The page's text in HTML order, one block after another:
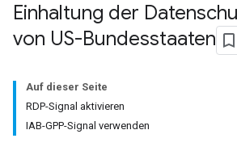
Einhaltung der
von US-Bundesstaaten
Auf dieser Seite
RDP-Signal aktivieren
IAB-GPP-Signal verwenden